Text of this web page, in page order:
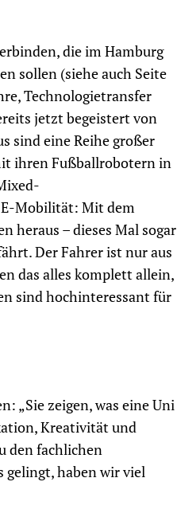
die im Hamburg
sollen (siehe auch Seite
Technologietransfer
jetzt begeistert von
sind eine Reihe großer
ihren Fußballrobotern in
E-Mobilität: Mit dem
heraus – dieses Mal sogar
Der Fahrer ist nur aus
das alles komplett allein,
sind hochinteressant für
„Sie zeigen, was eine Uni
Kreativität und
den fachlichen
gelingt, haben wir viel